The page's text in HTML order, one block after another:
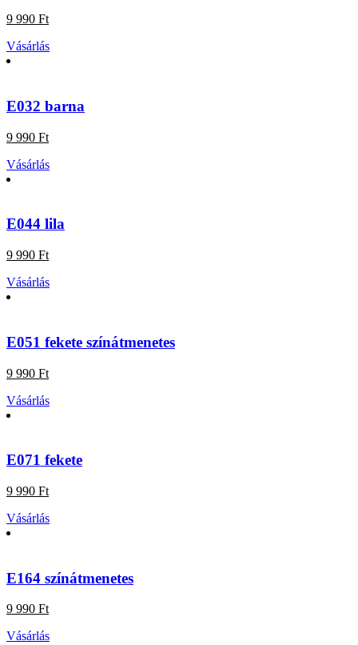
9 990 Ft
Vásárlás
E032 barna
9 990 Ft
Vásárlás
E044 lila
9 990 Ft
Vásárlás
E051 fekete színátmenetes
9 990 Ft
Vásárlás
E071 fekete
9 990 Ft
Vásárlás
E164 színátmenetes
9 990 Ft
Vásárlás